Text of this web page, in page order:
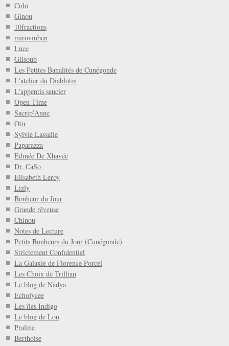
Colo
Ginou
10fractions
mirovinben
Luce
Gilsoub
Les Petites Banalités de Cunégonde
L'atelier du Diablotin
L'appentis saucier
Open-Time
Sacrip'Anne
Otir
Sylvie Lassalle
Paparazza
Edmée De Xhavée
Dr. CaSo
Elisabeth Leroy
Lizly
Bonheur du Jour
Grande rêveuse
Chinou
Notes de Lecture
Petits Bonheurs du Jour (Cunégonde)
Strictement Confidentiel
La Galaxie de Florence Porcel
Les Choix de Trillian
Le blog de Nadya
Echolycee
Les îles Indigo
Le blog de Lou
Praline
Berthoise